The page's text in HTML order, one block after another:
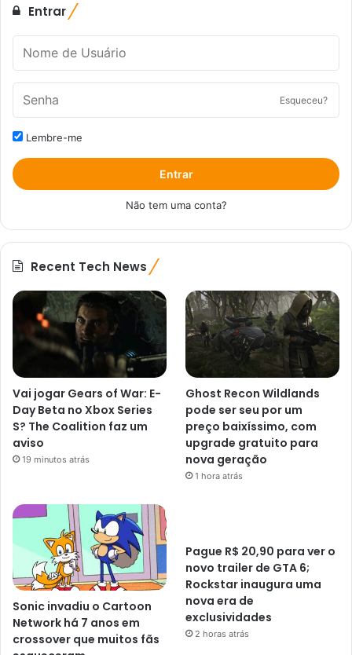
Entrar
Esqueceu?
Lembre-me
Entrar
Não tem uma conta?
Recent Tech News
Vai jogar Gears of War: E-
Day Beta no Xbox Series
S? The Coalition faz um
aviso
19 minutos atrás
Ghost Recon Wildlands
pode ser seu por um
preço baixíssimo, com
upgrade gratuito para
nova geração
1 hora atrás
Sonic invadiu o Cartoon
Network há 7 anos em
crossover que muitos fãs
Pague R$ 20,90 para ver o
novo trailer de GTA 6;
Rockstar inaugura uma
nova era de
exclusividades
2 horas atrás